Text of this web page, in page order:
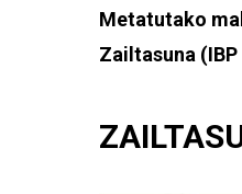
Metatutako
Zailtasuna